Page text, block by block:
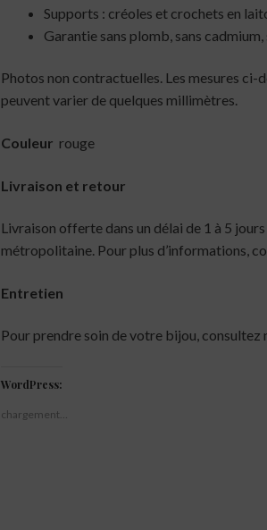
Supports : créoles et crochets en
Garantie sans plomb, sans cadmium,
Photos non contractuelles. Les mesures
peuvent varier de quelques millimètres.
Couleur rouge
Livraison et retour
Livraison offerte dans un délai de 1 à 5
métropolitaine. Pour plus d’informations,
Entretien
Pour prendre soin de votre bijou, consultez
WordPress:
chargement…